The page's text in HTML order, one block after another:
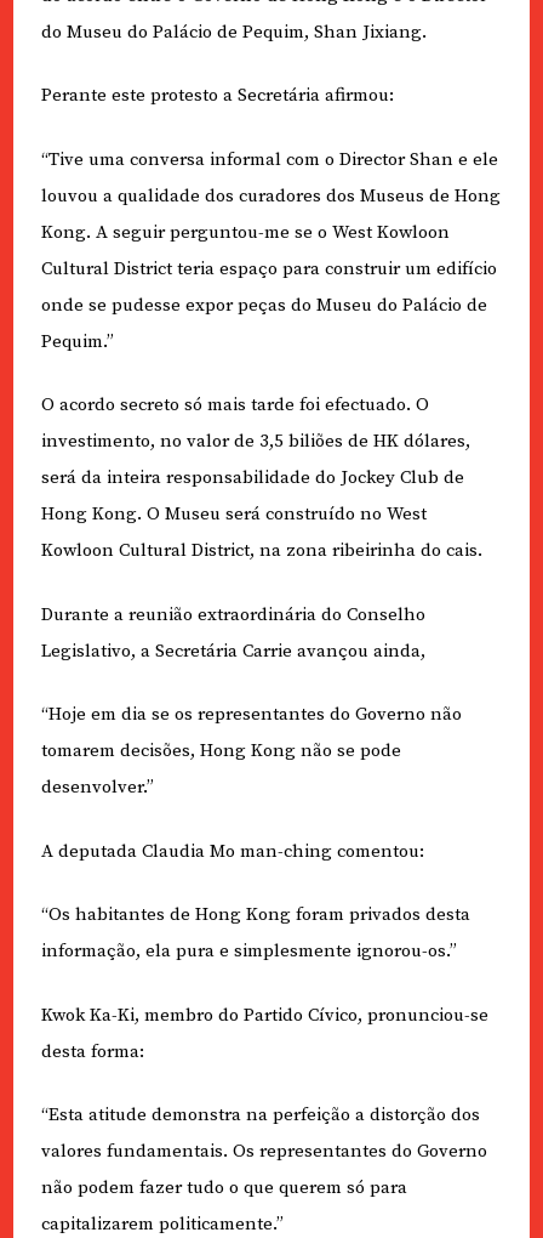
do Museu do Palácio de Pequim, Shan Jixiang.
Perante este protesto a Secretária afirmou:
“Tive uma conversa informal com o Director Shan e ele
louvou a qualidade dos curadores dos Museus de Hong
Kong. A seguir perguntou-me se o West Kowloon
Cultural District teria espaço para construir um edifício
onde se pudesse expor peças do Museu do Palácio de
Pequim.”
O acordo secreto só mais tarde foi efectuado. O
investimento, no valor de 3,5 biliões de HK dólares,
será da inteira responsabilidade do Jockey Club de
Hong Kong. O Museu será construído no West
Kowloon Cultural District, na zona ribeirinha do cais.
Durante a reunião extraordinária do Conselho
Legislativo, a Secretária Carrie avançou ainda,
“Hoje em dia se os representantes do Governo não
tomarem decisões, Hong Kong não se pode
desenvolver.”
A deputada Claudia Mo man-ching comentou:
“Os habitantes de Hong Kong foram privados desta
informação, ela pura e simplesmente ignorou-os.”
Kwok Ka-Ki, membro do Partido Cívico, pronunciou-se
desta forma:
“Esta atitude demonstra na perfeição a distorção dos
valores fundamentais. Os representantes do Governo
não podem fazer tudo o que querem só para
capitalizarem politicamente.”